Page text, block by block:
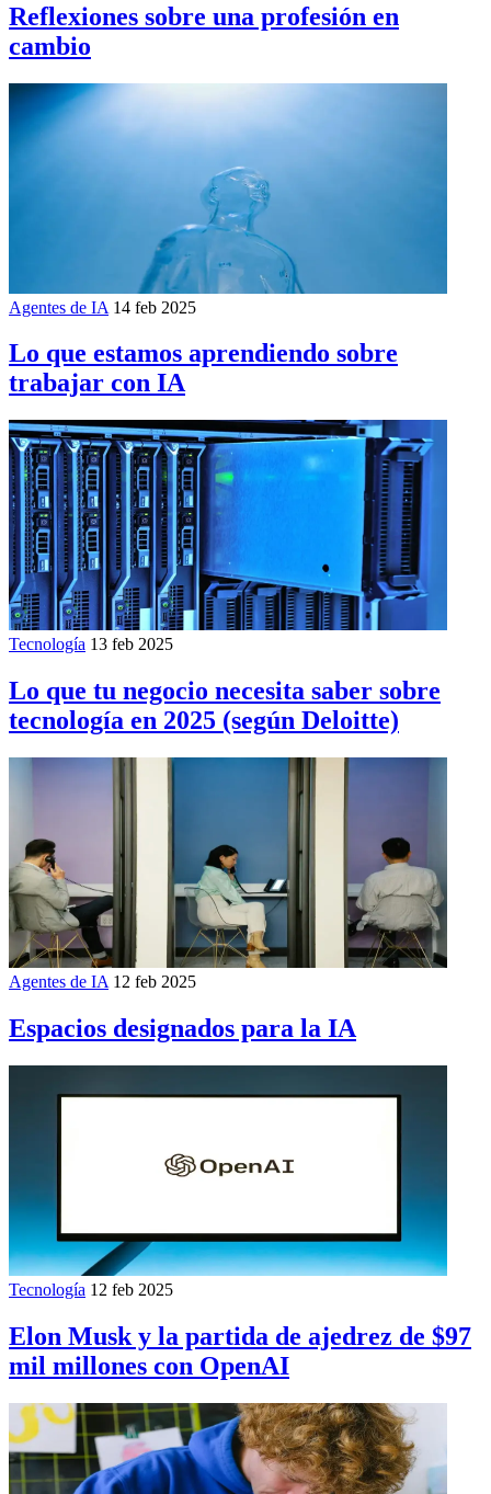
Reflexiones sobre una profesión en
cambio
Agentes de IA 14 feb 2025
Lo que estamos aprendiendo sobre
trabajar con IA
Tecnología 13 feb 2025
Lo que tu negocio necesita saber sobre
tecnología en 2025 (según Deloitte)
Agentes de IA 12 feb 2025
Espacios designados para la IA
Tecnología 12 feb 2025
Elon Musk y la partida de ajedrez de $97
mil millones con OpenAI